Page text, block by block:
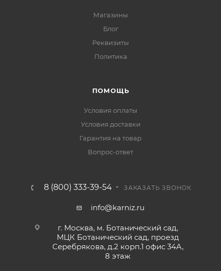
Магазины
Блог
Реквизиты
Политика
ПОМОЩЬ
Условия оплаты
Условия доставки
Гарантия на товар
Вопрос-ответ
8 (800) 333-39-54 ЗАКАЗАТЬ ЗВОНОК
info@karniz.ru
г. Москва, м. Ботанический сад,
МЦК Ботанический сад, проезд
Серебрякова, д.2 корп.1 офис 34А,
8 этаж